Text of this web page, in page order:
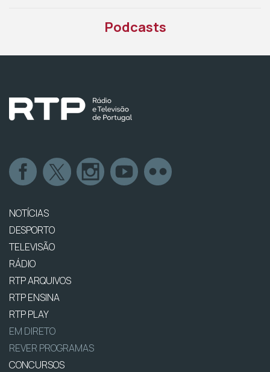
Podcasts
NOTÍCIAS
DESPORTO
TELEVISÃO
RÁDIO
RTP ARQUIVOS
RTP ENSINA
RTP PLAY
EM DIRETO
REVER PROGRAMAS
CONCURSOS